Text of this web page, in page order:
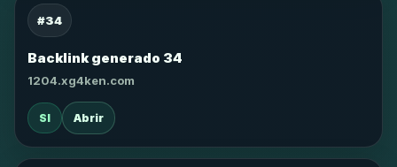
#34
Backlink generado 34
1204.xg4ken.com
SI Abrir